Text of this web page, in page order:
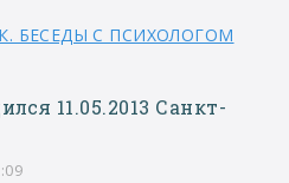
БЕСЕДЫ С ПСИХОЛОГОМ
11.05.2013 Санкт-